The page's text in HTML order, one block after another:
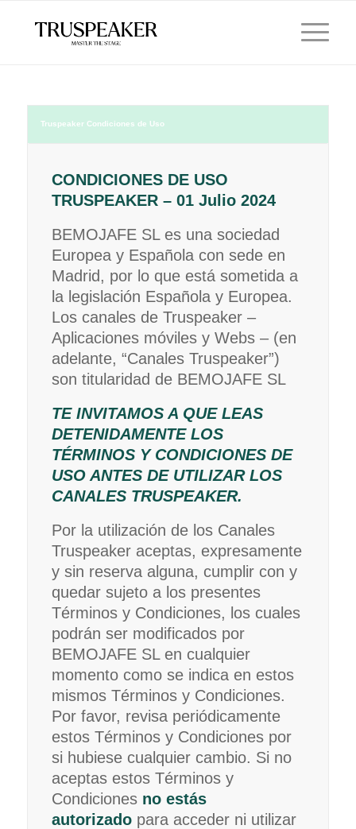
Truspeaker Condiciones de Uso
CONDICIONES DE USO
TRUSPEAKER – 01 Julio 2024
BEMOJAFE SL es una sociedad
Europea y Española con sede en
Madrid, por lo que está sometida a
la legislación Española y Europea.
Los canales de Truspeaker –
Aplicaciones móviles y Webs – (en
adelante, “Canales Truspeaker”)
son titularidad de BEMOJAFE SL
TE INVITAMOS A QUE LEAS
DETENIDAMENTE LOS
TÉRMINOS Y CONDICIONES DE
USO ANTES DE UTILIZAR LOS
CANALES TRUSPEAKER.
Por la utilización de los Canales
Truspeaker aceptas, expresamente
y sin reserva alguna, cumplir con y
quedar sujeto a los presentes
Términos y Condiciones, los cuales
podrán ser modificados por
BEMOJAFE SL en cualquier
momento como se indica en estos
mismos Términos y Condiciones.
Por favor, revisa periódicamente
estos Términos y Condiciones por
si hubiese cualquier cambio. Si no
aceptas estos Términos y
Condiciones no estás
autorizadopara acceder ni utilizar